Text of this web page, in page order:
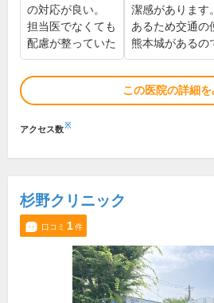
の対応が良い。
担当医でなくても
配慮が整っていた
潔感があります
あるため交通の
熊本城があるの
この医院の詳細を
アクセス数※
杉野クリニック
口コミ 1件